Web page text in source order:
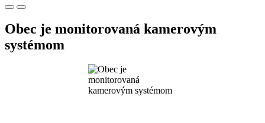
Obec je monitorovaná kamerovým
systémom